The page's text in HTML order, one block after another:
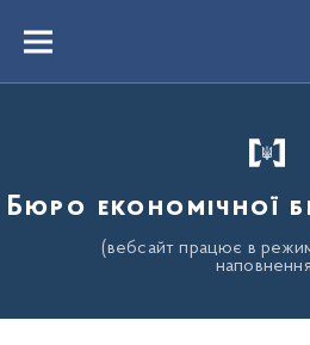
вмістуMenu
Бюро економічної
(вебсайт працює в